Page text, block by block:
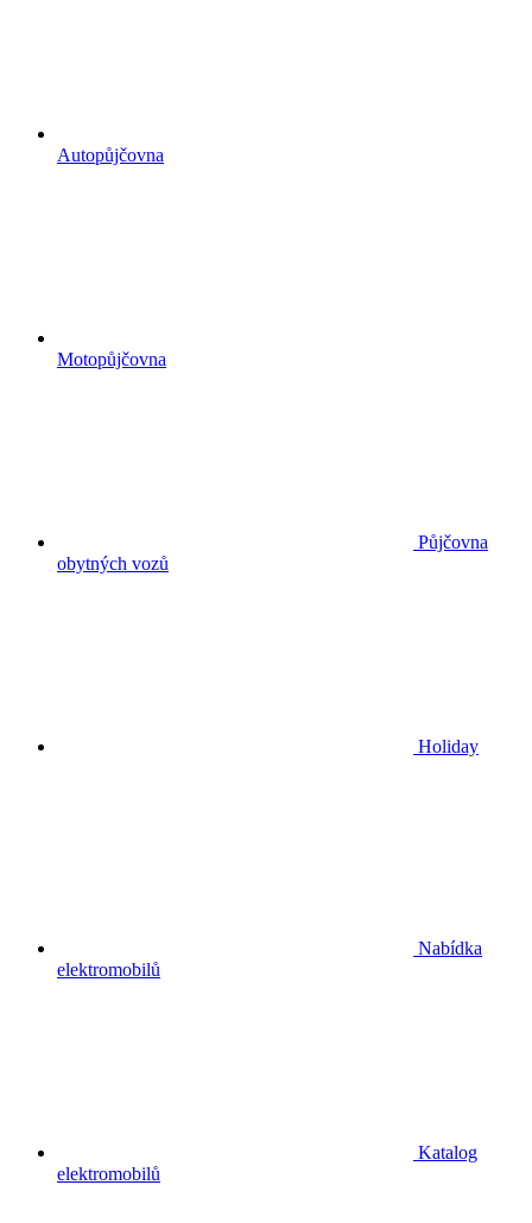
Autopůjčovna
Motopůjčovna
Půjčovna
obytných vozů
Holiday
Nabídka
elektromobilů
Katalog
elektromobilů